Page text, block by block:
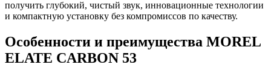
получить глубокий, чистый звук, инновационные технологии
и компактную установку без компромиссов по качеству.
Особенности и преимущества MOREL
ELATE CARBON 53